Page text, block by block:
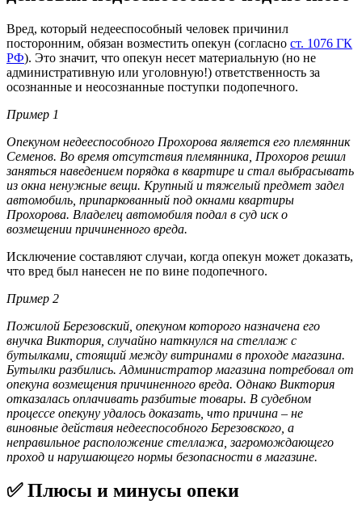
Вред, который недееспособный человек причинил
посторонним, обязан возместить опекун (согласно ст. 1076 ГК
РФ). Это значит, что опекун несет материальную (но не
административную или уголовную!) ответственность за
осознанные и неосознанные поступки подопечного.
Пример 1
Опекуном недееспособного Прохорова является его племянник
Семенов. Во время отсутствия племянника, Прохоров решил
заняться наведением порядка в квартире и стал выбрасывать
из окна ненужные вещи. Крупный и тяжелый предмет задел
автомобиль, припаркованный под окнами квартиры
Прохорова. Владелец автомобиля подал в суд иск о
возмещении причиненного вреда.
Исключение составляют случаи, когда опекун может доказать,
что вред был нанесен не по вине подопечного.
Пример 2
Пожилой Березовский, опекуном которого назначена его
внучка Виктория, случайно наткнулся на стеллаж с
бутылками, стоящий между витринами в проходе магазина.
Бутылки разбились. Администратор магазина потребовал от
опекуна возмещения причиненного вреда. Однако Виктория
отказалась оплачивать разбитые товары. В судебном
процессе опекуну удалось доказать, что причина – не
виновные действия недееспособного Березовского, а
неправильное расположение стеллажа, загромождающего
проход и нарушающего нормы безопасности в магазине.
✅ Плюсы и минусы опеки